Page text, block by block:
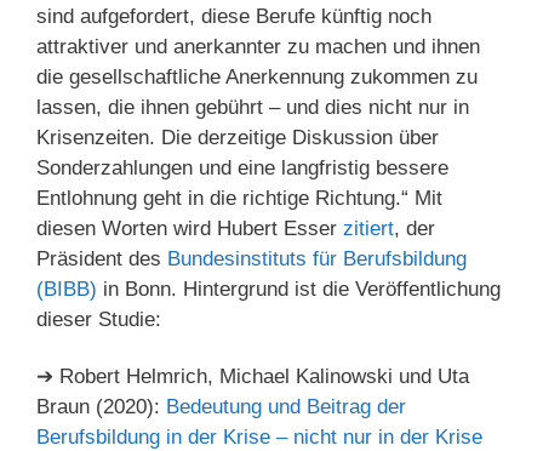
sind aufgefordert, diese Berufe künftig noch
attraktiver und anerkannter zu machen und ihnen
die gesellschaftliche Anerkennung zukommen zu
lassen, die ihnen gebührt – und dies nicht nur in
Krisenzeiten. Die derzeitige Diskussion über
Sonderzahlungen und eine langfristig bessere
Entlohnung geht in die richtige Richtung.“ Mit
diesen Worten wird Hubert Esser zitiert, der
Präsident des Bundesinstituts für Berufsbildung
(BIBB) in Bonn. Hintergrund ist die Veröffentlichung
dieser Studie:
➔ Robert Helmrich, Michael Kalinowski und Uta
Braun (2020): Bedeutung und Beitrag der
Berufsbildung in der Krise – nicht nur in der Krise